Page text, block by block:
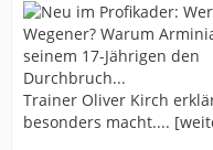
Trainer Oliver Kirch
besonders macht....